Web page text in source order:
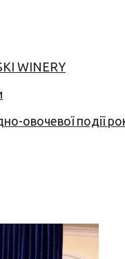
WINERY
овочевої події